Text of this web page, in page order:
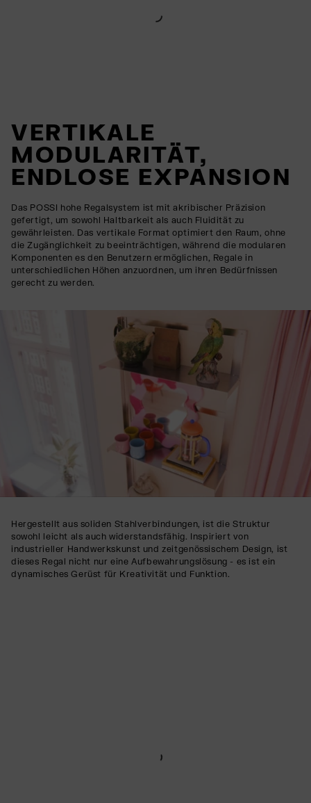
VERTIKALE
MODULARITÄT,
ENDLOSE EXPANSION
Das POSSI hohe Regalsystem ist mit akribischer Präzision
gefertigt, um sowohl Haltbarkeit als auch Fluidität zu
gewährleisten. Das vertikale Format optimiert den Raum, ohne
die Zugänglichkeit zu beeinträchtigen, während die modularen
Komponenten es den Benutzern ermöglichen, Regale in
unterschiedlichen Höhen anzuordnen, um ihren Bedürfnissen
gerecht zu werden.
Hergestellt aus soliden Stahlverbindungen, ist die Struktur
sowohl leicht als auch widerstandsfähig. Inspiriert von
industrieller Handwerkskunst und zeitgenössischem Design, ist
dieses Regal nicht nur eine Aufbewahrungslösung - es ist ein
dynamisches Gerüst für Kreativität und Funktion.